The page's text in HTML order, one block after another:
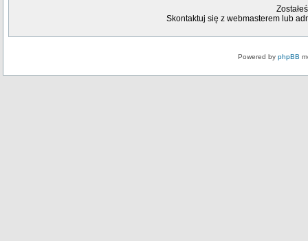
Skontaktuj się z webmasterem lub
Powered by phpBB